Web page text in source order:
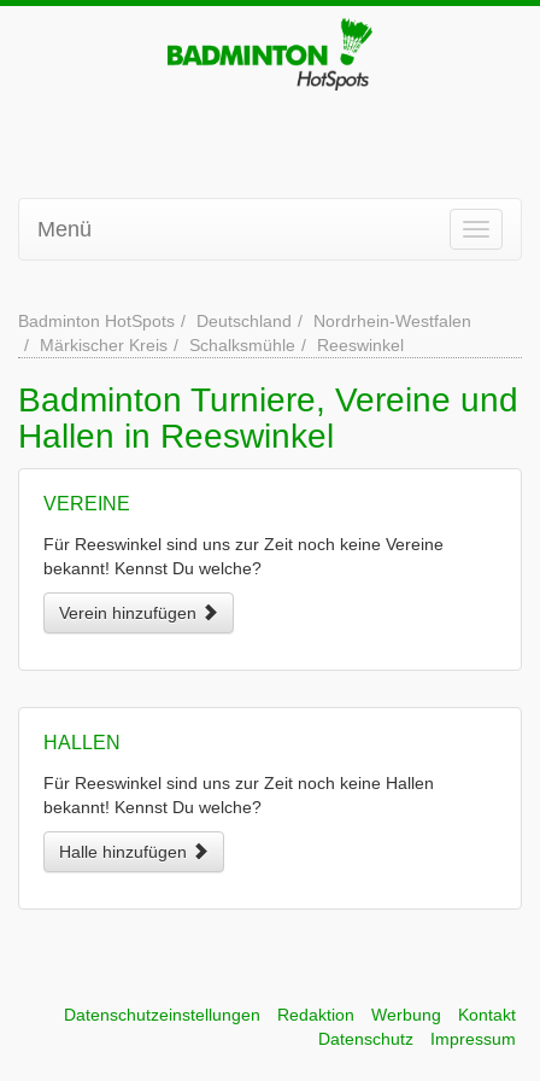
Menü
Badminton HotSpots Deutschland
Nordrhein-Westfalen
Märkischer Kreis
Schalksmühle Reeswinkel
Badminton Turniere, Vereine und
Hallen in Reeswinkel
VEREINE
Für Reeswinkel sind uns zur Zeit noch keine Vereine
bekannt! Kennst Du welche?
Verein hinzufügen
HALLEN
Für Reeswinkel sind uns zur Zeit noch keine Hallen
bekannt! Kennst Du welche?
Halle hinzufügen
Datenschutzeinstellungen Redaktion Werbung
Kontakt
Datenschutz
Impressum